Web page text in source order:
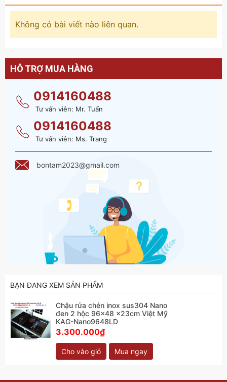
Không có bài viết nào liên quan.
HỖ TRỢ MUA HÀNG
0914160488
Tư vấn viên: Mr. Tuấn
0914160488
Tư vấn viên: Ms. Trang
bontam2023@gmail.com
BẠN ĐANG XEM SẢN PHẨM
Chậu rửa chén inox sus304 Nano
đen 2 hộc 96x48 x23cm Việt Mỹ
KAG-Nano9648LD
3.300.000₫
Cho vào giỏ Mua ngay